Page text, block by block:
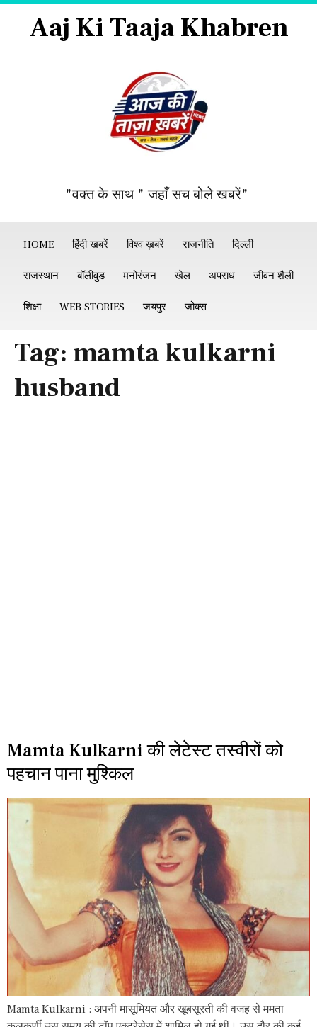
Aaj Ki Taaja Khabren
"वक्त के साथ " जहाँ सच बोले खबरें"
HOME हिंदी खबरें विश्व ख़बरें राजनीति दिल्ली
राजस्थान बॉलीवुड मनोरंजन खेल अपराध जीवन शैली
शिक्षा WEB STORIES जयपुर जोक्स
Tag: mamta kulkarni
husband
Mamta Kulkarni की लेटेस्ट तस्वीरों को
पहचान पाना मुश्किल
Mamta Kulkarni : अपनी मासूमियत और खूबसूरती की वजह से ममता